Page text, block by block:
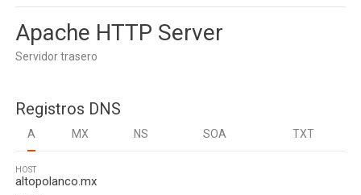
Apache HTTP Server
Servidor trasero
Registros DNS
A MX NS SOA TXT
HOST
altopolanco.mx